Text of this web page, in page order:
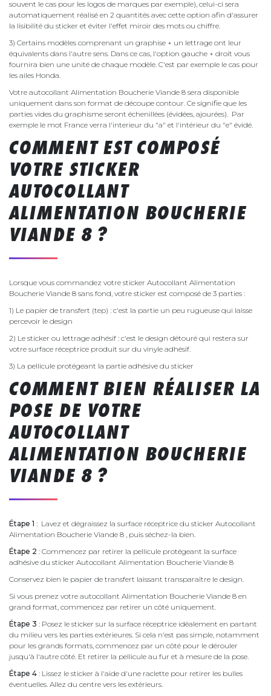
souvent le cas pour les logos de marques par exemple), celui-ci sera
automatiquement réalisé en 2 quantités avec cette option afin d'assurer
la lisibilité du sticker et éviter l'effet miroir des mots ou chiffre.
3) Certains modèles comprenant un graphise + un lettrage ont leur
équivalents dans l'autre sens. Dans ce cas, l'option gauche + droit vous
fournira bien une unité de chaque modèle. C'est par exemple le cas pour
les ailes Honda.
Votre autocollant Alimentation Boucherie Viande 8 sera disponible
uniquement dans son format de découpe contour. Ce signifie que les
parties vides du graphisme seront échenillées (évidées, ajourées). Par
exemple le mot France verra l'interieur du "a" et l'intérieur du "e" évidé.
COMMENT EST COMPOSÉ
VOTRE STICKER
AUTOCOLLANT
ALIMENTATION BOUCHERIE
VIANDE 8 ?
Lorsque vous commandez votre sticker Autocollant Alimentation
Boucherie Viande 8 sans fond, votre sticker est composé de 3 parties :
1) Le papier de transfert (tep) : c'est la partie un peu rugueuse qui laisse
percevoir le design
2) Le sticker ou lettrage adhésif : c'est le design détouré qui restera sur
votre surface réceptrice produit sur du vinyle adhésif.
3) La pellicule protégeant la partie adhésive du sticker
COMMENT BIEN RÉALISER LA
POSE DE VOTRE
AUTOCOLLANT
ALIMENTATION BOUCHERIE
VIANDE 8 ?
Étape 1 : Lavez et dégraissez la surface réceptrice du sticker Autocollant
Alimentation Boucherie Viande 8 , puis séchez-la bien.
Étape 2 : Commencez par retirer la pellicule protégeant la surface
adhésive du sticker Autocollant Alimentation Boucherie Viande 8
Conservez bien le papier de transfert laissant transparaître le design.
Si vous prenez votre autocollant Alimentation Boucherie Viande 8 en
grand format, commencez par retirer un côté uniquement.
Étape 3 : Posez le sticker sur la surface réceptrice idéalement en partant
du milieu vers les parties extérieures. Si cela n'est pas simple, notamment
pour les grands formats, commencez par un côté pour le dérouler
jusqu'à l'autre côté. Et retirer la pellicule au fur et à mesure de la pose.
Étape 4 : Lissez le sticker à l'aide d'une raclette pour retirer les bulles
éventuelles. Allez du centre vers les extérieurs.